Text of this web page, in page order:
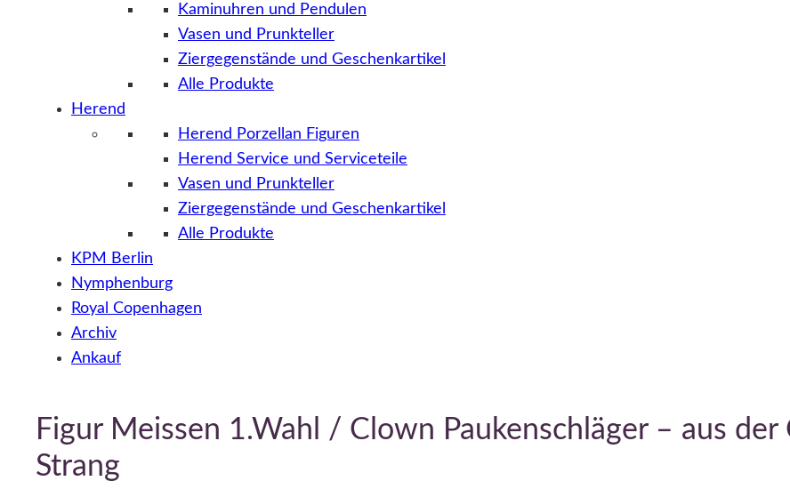
Kaminuhren und Pendulen
Vasen und Prunkteller
Ziergegenstände und Geschenkartikel
Alle Produkte
Herend
Herend Porzellan Figuren
Herend Service und Serviceteile
Vasen und Prunkteller
Ziergegenstände und Geschenkartikel
Alle Produkte
KPM Berlin
Nymphenburg
Royal Copenhagen
Archiv
Ankauf
Figur Meissen 1.Wahl / Clown Paukenschläger – aus
Strang